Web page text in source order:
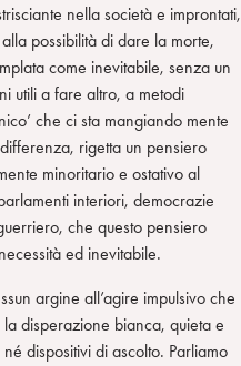
nella società e improntati,
possibilità di dare la morte,
come inevitabile, senza un
utili a fare altro, a metodi
che ci sta mangiando mente
rigetta un pensiero
minoritario e ostativo al
interiori, democrazie
che questo pensiero
ed inevitabile.
argine all’agire impulsivo che
disperazione bianca, quieta e
dispositivi di ascolto. Parliamo